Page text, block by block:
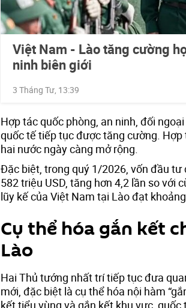
Việt Nam - Lào tăng cường
ninh biên giới
3 Tháng Tư, 13:39
Hợp tác quốc phòng, an ninh, đối
quốc tế tiếp tục được tăng cường.
hai nước ngày càng mở rộng.
Đặc biệt, trong quý 1/2026, vốn đầu
582 triệu USD, tăng hơn 4,2 lần so với
lũy kế của Việt Nam tại Lào đạt
Cụ thể hóa gắn kết
Lào
Hai Thủ tướng nhất trí tiếp tục đưa
mới, đặc biệt là cụ thể hóa nội hàm
kết tiểu vùng và gắn kết khu vực, quốc